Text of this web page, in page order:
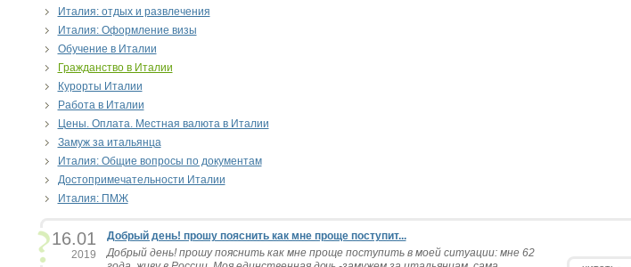
Италия: отдых и развлечения
Италия: Оформление визы
Обучение в Италии
Гражданство в Италии
Курорты Италии
Работа в Италии
Цены. Оплата. Местная валюта в Италии
Замуж за итальянца
Италия: Общие вопросы по документам
Достопримечательности Италии
Италия: ПМЖ
16.01
2019
Добрый день! прошу пояснить как мне проще поступит...
Добрый день! прошу пояснить как мне проще поступить в моей ситуации: мне 62